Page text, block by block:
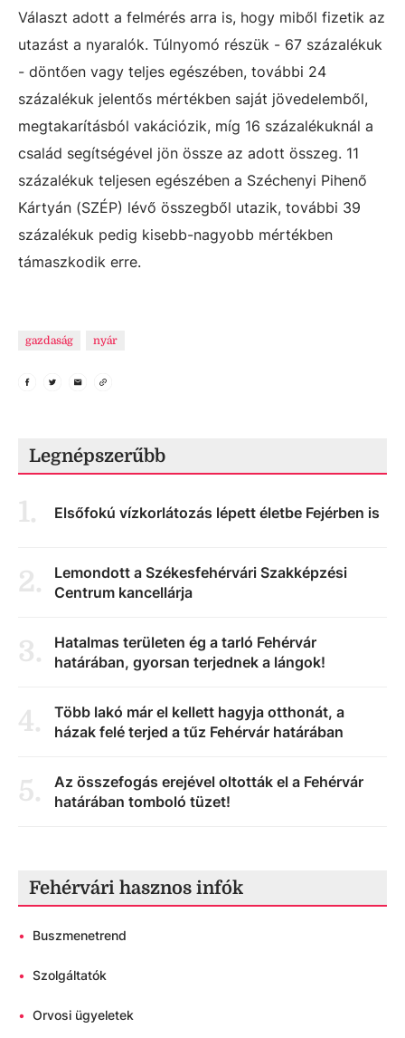
Választ adott a felmérés arra is, hogy miből fizetik az
utazást a nyaralók. Túlnyomó részük - 67 százalékuk
- döntően vagy teljes egészében, további 24
százalékuk jelentős mértékben saját jövedelemből,
megtakarításból vakációzik, míg 16 százalékuknál a
család segítségével jön össze az adott összeg. 11
százalékuk teljesen egészében a Széchenyi Pihenő
Kártyán (SZÉP) lévő összegből utazik, további 39
százalékuk pedig kisebb-nagyobb mértékben
támaszkodik erre.
gazdaság nyár
Legnépszerűbb
1. Elsőfokú vízkorlátozás lépett életbe Fejérben is
2.
Lemondott a Székesfehérvári Szakképzési
Centrum kancellárja
3.
Hatalmas területen ég a tarló Fehérvár
határában, gyorsan terjednek a lángok!
4.
Több lakó már el kellett hagyja otthonát, a
házak felé terjed a tűz Fehérvár határában
5.
Az összefogás erejével oltották el a Fehérvár
határában tomboló tüzet!
Fehérvári hasznos infók
• Buszmenetrend
• Szolgáltatók
• Orvosi ügyeletek